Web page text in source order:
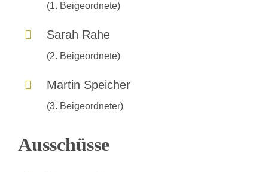
(1. Beigeordnete)
Sarah Rahe
(2. Beigeordnete)
Martin Speicher
(3. Beigeordneter)
Ausschüsse